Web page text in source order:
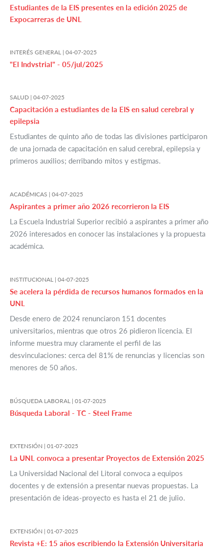
Estudiantes de la EIS presentes en la edición 2025 de
Expocarreras de UNL
INTERÉS GENERAL | 04-07-2025
"El Indvstrial" - 05/jul/2025
SALUD | 04-07-2025
Capacitación a estudiantes de la EIS en salud cerebral y
epilepsia
Estudiantes de quinto año de todas las divisiones participaron
de una jornada de capacitación en salud cerebral, epilepsia y
primeros auxilios; derribando mitos y estigmas.
ACADÉMICAS | 04-07-2025
Aspirantes a primer año 2026 recorrieron la EIS
La Escuela Industrial Superior recibió a aspirantes a primer año
2026 interesados en conocer las instalaciones y la propuesta
académica.
INSTITUCIONAL | 04-07-2025
Se acelera la pérdida de recursos humanos formados en la
UNL
Desde enero de 2024 renunciaron 151 docentes
universitarios, mientras que otros 26 pidieron licencia. El
informe muestra muy claramente el perfil de las
desvinculaciones: cerca del 81% de renuncias y licencias son
menores de 50 años.
BÚSQUEDA LABORAL | 01-07-2025
Búsqueda Laboral - TC - Steel Frame
EXTENSIÓN | 01-07-2025
La UNL convoca a presentar Proyectos de Extensión 2025
La Universidad Nacional del Litoral convoca a equipos
docentes y de extensión a presentar nuevas propuestas. La
presentación de ideas-proyecto es hasta el 21 de julio.
EXTENSIÓN | 01-07-2025
Revista +E: 15 años escribiendo la Extensión Universitaria